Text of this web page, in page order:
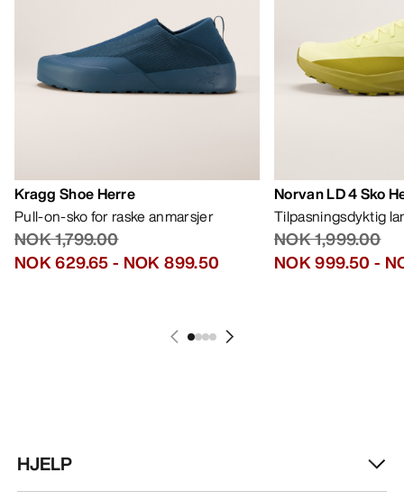
Kragg Shoe Herre
Pull-on-sko for raske anmarsjer
NOK 1,799.00
NOK 629.65- NOK 899.50
Norvan LD 4 Sko
Tilpasningsdyktig
NOK 1,999.00
NOK 999.50 -
HJELP